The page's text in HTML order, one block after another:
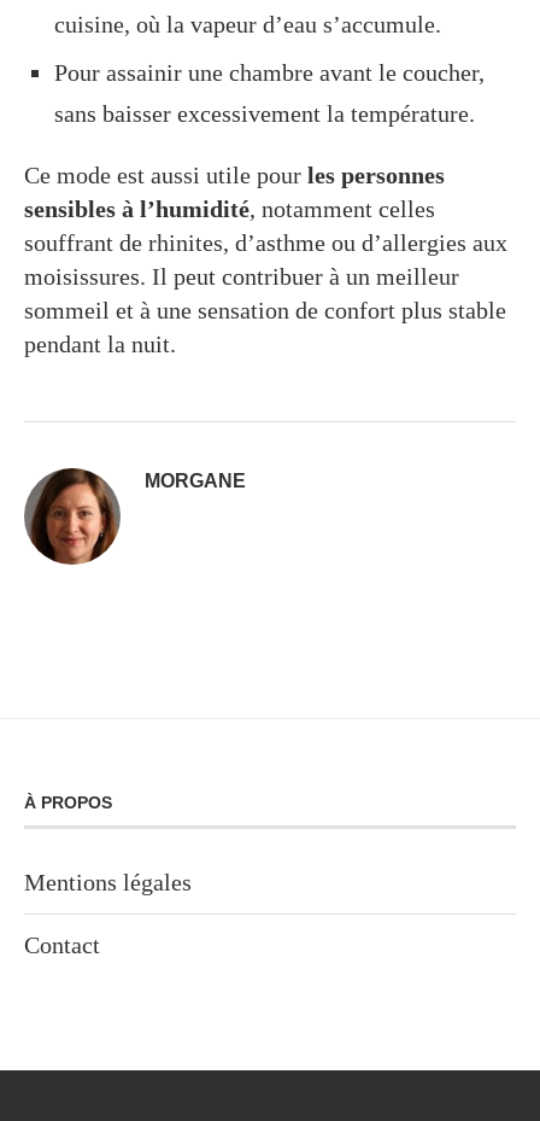
cuisine, où la vapeur d’eau s’accumule.
Pour assainir une chambre avant le coucher,
sans baisser excessivement la température.
Ce mode est aussi utile pour les personnes
sensibles à l’humidité, notamment celles
souffrant de rhinites, d’asthme ou d’allergies aux
moisissures. Il peut contribuer à un meilleur
sommeil et à une sensation de confort plus stable
pendant la nuit.
MORGANE
À PROPOS
Mentions légales
Contact